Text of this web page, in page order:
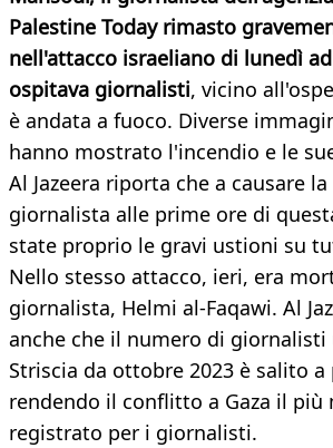
Palestine Today rimasto
nell'attacco israeliano di lunedì
ospitava giornalisti, vicino
è andata a fuoco. Diverse
hanno mostrato l'incendio e le
Al Jazeera riporta che a causare
giornalista alle prime ore di
state proprio le gravi ustioni su
Nello stesso attacco, ieri, era
giornalista, Helmi al-Faqawi. Al
anche che il numero di giornalisti
Striscia da ottobre 2023 è salito a
rendendo il conflitto a Gaza il più
registrato per i giornalisti.